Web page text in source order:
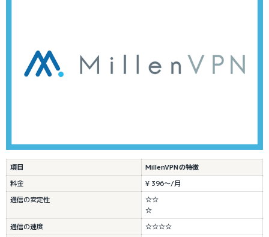
項目
MillenVPNの特徴
料金
¥ 396～/月
通信の安定性
☆☆
☆
通信の速度
☆☆☆☆